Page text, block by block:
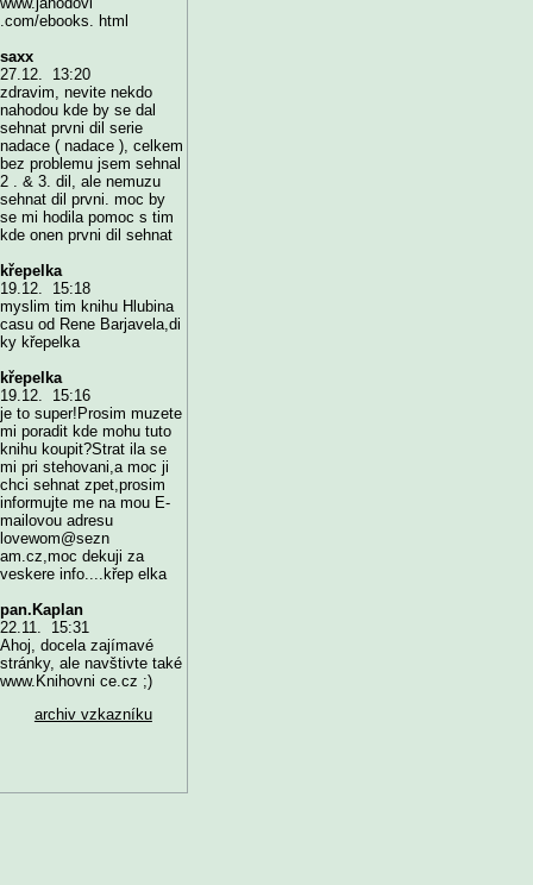
.com/ebooks. html
saxx
27.12. 13:20
zdravim, nevite nekdo
nahodou kde by se dal
sehnat prvni dil serie
nadace ( nadace ), celkem
bez problemu jsem sehnal
2 . & 3. dil, ale nemuzu
sehnat dil prvni. moc by
se mi hodila pomoc s tim
kde onen prvni dil sehnat
křepelka
19.12. 15:18
myslim tim knihu Hlubina
casu od Rene Barjavela,di
ky křepelka
křepelka
19.12. 15:16
je to super!Prosim muzete
mi poradit kde mohu tuto
knihu koupit?Strat ila se
mi pri stehovani,a moc ji
chci sehnat zpet,prosim
informujte me na mou E-
mailovou adresu
lovewom@sezn
am.cz,moc dekuji za
veskere info....křep elka
pan.Kaplan
22.11. 15:31
Ahoj, docela zajímavé
stránky, ale navštivte také
www.Knihovni ce.cz ;)
archiv vzkazníku